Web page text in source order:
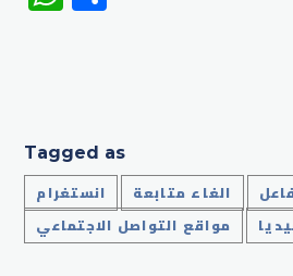
Tagged as
الغاء متابعة
انستغرام
مواقع التواصل الاجتماعي